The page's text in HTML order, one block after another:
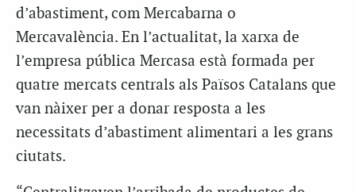
d’abastiment, com Mercabarna o
Mercavalència. En l’actualitat, la xarxa de
l’empresa pública Mercasa està formada per
quatre mercats centrals als Països Catalans que
van nàixer per a donar resposta a les
necessitats d’abastiment alimentari a les grans
ciutats.